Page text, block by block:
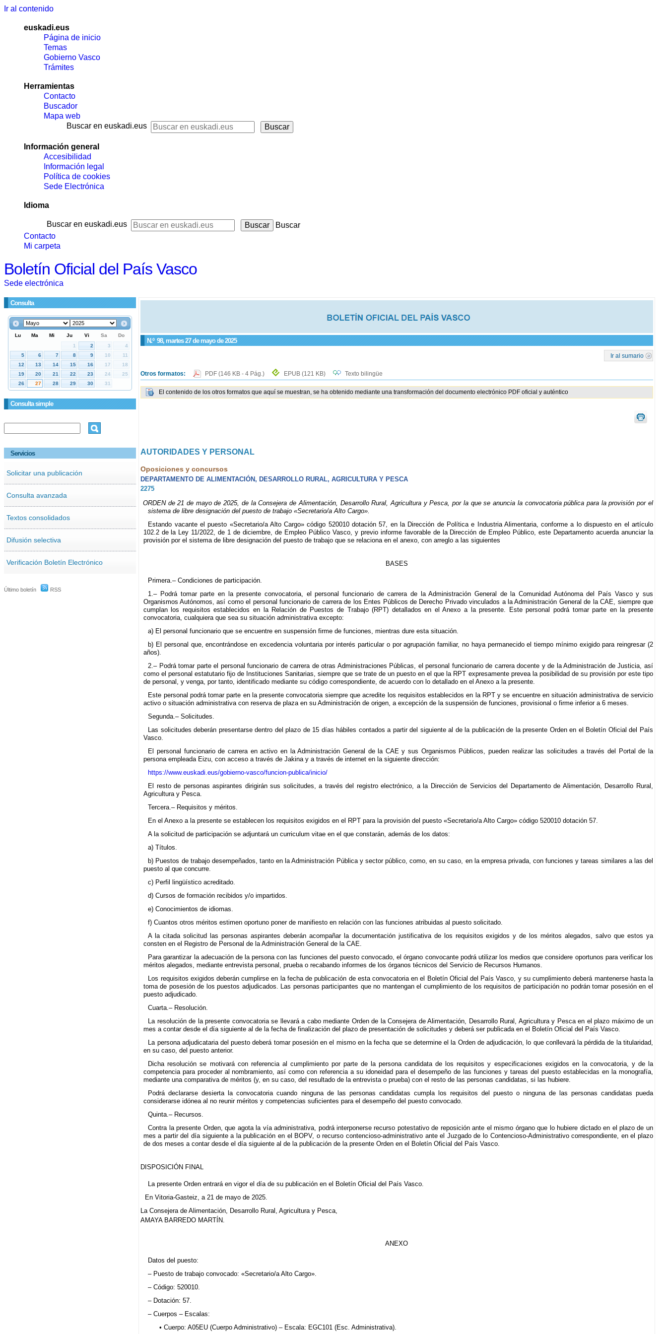
Ir al contenido
euskadi.eus
Página de inicio
Temas
Gobierno Vasco
Trámites
Herramientas
Contacto
Buscador
Mapa web
Buscar en euskadi.eus
Información general
Accesibilidad
Información legal
Política de cookies
Sede Electrónica
Idioma
Buscar en euskadi.eus
Buscar
Contacto
Mi carpeta
Boletín Oficial del País Vasco
Sede electrónica
Consulta
Consulta simple
Servicios
Solicitar una publicación
Consulta avanzada
Textos consolidados
Difusión selectiva
Verificación Boletín Electrónico
Último boletín RSS
N.º 98, martes 27 de mayo de 2025
Ir al sumario
Otros formatos: PDF (146 KB - 4 Pág.) EPUB (121 KB) Texto bilingüe
El contenido de los otros formatos que aquí se muestran, se ha obtenido mediante una transformación del documento electrónico PDF oficial y auténtico
AUTORIDADES Y PERSONAL
Oposiciones y concursos
DEPARTAMENTO DE ALIMENTACIÓN, DESARROLLO RURAL, AGRICULTURA Y PESCA
2275
ORDEN de 21 de mayo de 2025, de la Consejera de Alimentación, Desarrollo Rural, Agricultura y Pesca, por la que se anuncia la convocatoria pública para la provisión por el
sistema de libre designación del puesto de trabajo «Secretario/a Alto Cargo».
Estando vacante el puesto «Secretario/a Alto Cargo» código 520010 dotación 57, en la Dirección de Política e Industria Alimentaria, conforme a lo dispuesto en el artículo
102.2 de la Ley 11/2022, de 1 de diciembre, de Empleo Público Vasco, y previo informe favorable de la Dirección de Empleo Público, este Departamento acuerda anunciar la
provisión por el sistema de libre designación del puesto de trabajo que se relaciona en el anexo, con arreglo a las siguientes
BASES
Primera.– Condiciones de participación.
1.– Podrá tomar parte en la presente convocatoria, el personal funcionario de carrera de la Administración General de la Comunidad Autónoma del País Vasco y sus
Organismos Autónomos, así como el personal funcionario de carrera de los Entes Públicos de Derecho Privado vinculados a la Administración General de la CAE, siempre que
cumplan los requisitos establecidos en la Relación de Puestos de Trabajo (RPT) detallados en el Anexo a la presente. Este personal podrá tomar parte en la presente
convocatoria, cualquiera que sea su situación administrativa excepto:
a) El personal funcionario que se encuentre en suspensión firme de funciones, mientras dure esta situación.
b) El personal que, encontrándose en excedencia voluntaria por interés particular o por agrupación familiar, no haya permanecido el tiempo mínimo exigido para reingresar (2
años).
2.– Podrá tomar parte el personal funcionario de carrera de otras Administraciones Públicas, el personal funcionario de carrera docente y de la Administración de Justicia, así
como el personal estatutario fijo de Instituciones Sanitarias, siempre que se trate de un puesto en el que la RPT expresamente prevea la posibilidad de su provisión por este tipo
de personal, y venga, por tanto, identificado mediante su código correspondiente, de acuerdo con lo detallado en el Anexo a la presente.
Este personal podrá tomar parte en la presente convocatoria siempre que acredite los requisitos establecidos en la RPT y se encuentre en situación administrativa de servicio
activo o situación administrativa con reserva de plaza en su Administración de origen, a excepción de la suspensión de funciones, provisional o firme inferior a 6 meses.
Segunda.– Solicitudes.
Las solicitudes deberán presentarse dentro del plazo de 15 días hábiles contados a partir del siguiente al de la publicación de la presente Orden en el Boletín Oficial del País
Vasco.
El personal funcionario de carrera en activo en la Administración General de la CAE y sus Organismos Públicos, pueden realizar las solicitudes a través del Portal de la
persona empleada Eizu, con acceso a través de Jakina y a través de internet en la siguiente dirección:
https://www.euskadi.eus/gobierno-vasco/funcion-publica/inicio/
El resto de personas aspirantes dirigirán sus solicitudes, a través del registro electrónico, a la Dirección de Servicios del Departamento de Alimentación, Desarrollo Rural,
Agricultura y Pesca.
Tercera.– Requisitos y méritos.
En el Anexo a la presente se establecen los requisitos exigidos en el RPT para la provisión del puesto «Secretario/a Alto Cargo» código 520010 dotación 57.
A la solicitud de participación se adjuntará un curriculum vitae en el que constarán, además de los datos:
a) Títulos.
b) Puestos de trabajo desempeñados, tanto en la Administración Pública y sector público, como, en su caso, en la empresa privada, con funciones y tareas similares a las del
puesto al que concurre.
c) Perfil lingüístico acreditado.
d) Cursos de formación recibidos y/o impartidos.
e) Conocimientos de idiomas.
f) Cuantos otros méritos estimen oportuno poner de manifiesto en relación con las funciones atribuidas al puesto solicitado.
A la citada solicitud las personas aspirantes deberán acompañar la documentación justificativa de los requisitos exigidos y de los méritos alegados, salvo que estos ya
consten en el Registro de Personal de la Administración General de la CAE.
Para garantizar la adecuación de la persona con las funciones del puesto convocado, el órgano convocante podrá utilizar los medios que considere oportunos para verificar los
méritos alegados, mediante entrevista personal, prueba o recabando informes de los órganos técnicos del Servicio de Recursos Humanos.
Los requisitos exigidos deberán cumplirse en la fecha de publicación de esta convocatoria en el Boletín Oficial del País Vasco, y su cumplimiento deberá mantenerse hasta la
toma de posesión de los puestos adjudicados. Las personas participantes que no mantengan el cumplimiento de los requisitos de participación no podrán tomar posesión en el
puesto adjudicado.
Cuarta.– Resolución.
La resolución de la presente convocatoria se llevará a cabo mediante Orden de la Consejera de Alimentación, Desarrollo Rural, Agricultura y Pesca en el plazo máximo de un
mes a contar desde el día siguiente al de la fecha de finalización del plazo de presentación de solicitudes y deberá ser publicada en el Boletín Oficial del País Vasco.
La persona adjudicataria del puesto deberá tomar posesión en el mismo en la fecha que se determine el la Orden de adjudicación, lo que conllevará la pérdida de la titularidad,
en su caso, del puesto anterior.
Dicha resolución se motivará con referencia al cumplimiento por parte de la persona candidata de los requisitos y especificaciones exigidos en la convocatoria, y de la
competencia para proceder al nombramiento, así como con referencia a su idoneidad para el desempeño de las funciones y tareas del puesto establecidas en la monografía,
mediante una comparativa de méritos (y, en su caso, del resultado de la entrevista o prueba) con el resto de las personas candidatas, si las hubiere.
Podrá declararse desierta la convocatoria cuando ninguna de las personas candidatas cumpla los requisitos del puesto o ninguna de las personas candidatas pueda
considerarse idónea al no reunir méritos y competencias suficientes para el desempeño del puesto convocado.
Quinta.– Recursos.
Contra la presente Orden, que agota la vía administrativa, podrá interponerse recurso potestativo de reposición ante el mismo órgano que lo hubiere dictado en el plazo de un
mes a partir del día siguiente a la publicación en el BOPV, o recurso contencioso-administrativo ante el Juzgado de lo Contencioso-Administrativo correspondiente, en el plazo
de dos meses a contar desde el día siguiente al de la publicación de la presente Orden en el Boletín Oficial del País Vasco.
DISPOSICIÓN FINAL
La presente Orden entrará en vigor el día de su publicación en el Boletín Oficial del País Vasco.
En Vitoria-Gasteiz, a 21 de mayo de 2025.
La Consejera de Alimentación, Desarrollo Rural, Agricultura y Pesca,
AMAYA BARREDO MARTÍN.
ANEXO
Datos del puesto:
– Puesto de trabajo convocado: «Secretario/a Alto Cargo».
– Código: 520010.
– Dotación: 57.
– Cuerpos – Escalas:
• Cuerpo: A05EU (Cuerpo Administrativo) – Escala: EGC101 (Esc. Administrativa).